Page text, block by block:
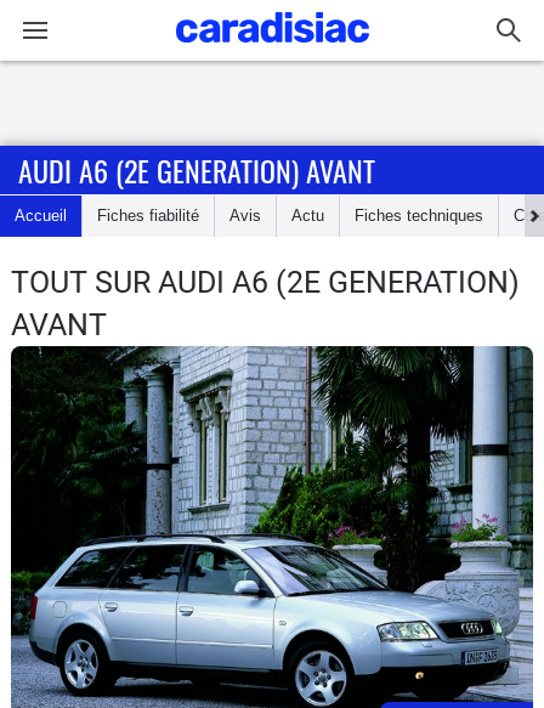
Accueil
Actu
Essais
Guide
d'achat
Electriques
Utilitaires
Flottes
Auto
Services
AUDI A6 (2E GENERATION) AVANT
Accueil Fiches fiabilité Avis Actu Fiches techniques
TOUT SUR AUDI A6 (2E GENERATION)
AVANT